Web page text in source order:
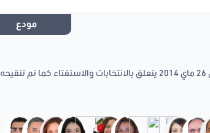
مودع
يتعلق بتنقيح القانون عدد 16 لسنة 2014 مؤرخ في 26 ماي 2014 يتعلق بالانتخابات والاستفتاء كما تم تنقيحه